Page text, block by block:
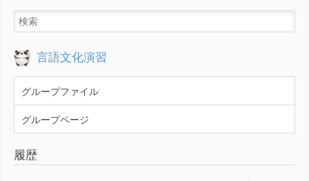
言語文化演習
グループファイル
グループページ
履歴